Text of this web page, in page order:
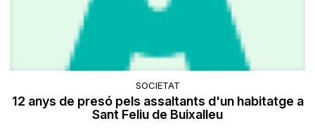
SOCIETAT
12 anys de presó pels assaltants d'un habitatge a
Sant Feliu de Buixalleu